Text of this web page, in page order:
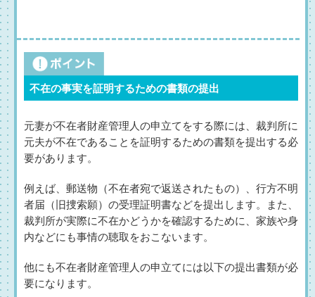
不在の事実を証明するための書類の提出
元妻が不在者財産管理人の申立てをする際には、裁判所に
元夫が不在であることを証明するための書類を提出する必
要があります。
例えば、郵送物（不在者宛で返送されたもの）、行方不明
者届（旧捜索願）の受理証明書などを提出します。また、
裁判所が実際に不在かどうかを確認するために、家族や身
内などにも事情の聴取をおこないます。
他にも不在者財産管理人の申立てには以下の提出書類が必
要になります。